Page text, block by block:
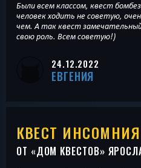
Были всем классом, квест
человек ходить не советую,
чем. А так квест
свою роль. Всем советую!)
24.12.2022
ЕВГЕНИЯ
КВЕСТ ИНСОМНИЯ
ОТ «ДОМ КВЕСТОВ»